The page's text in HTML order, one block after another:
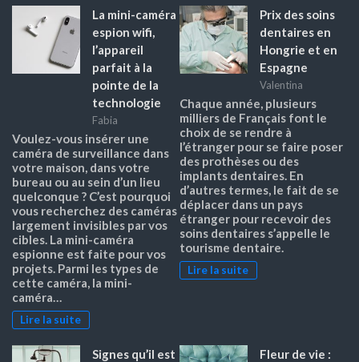
La mini-caméra
espion wifi,
l’appareil
parfait à la
pointe de la
technologie
Fabia
Voulez-vous insérer une
caméra de surveillance dans
votre maison, dans votre
bureau ou au sein d’un lieu
quelconque ? C’est pourquoi
vous recherchez des caméras
largement invisibles par vos
cibles. La mini-caméra
espionne est faite pour vos
projets. Parmi les types de
cette caméra, la mini-
caméra…
Lire la suite
Prix des soins
dentaires en
Hongrie et en
Espagne
Valentina
Chaque année, plusieurs
milliers de Français font le
choix de se rendre à
l’étranger pour se faire poser
des prothèses ou des
implants dentaires. En
d’autres termes, le fait de se
déplacer dans un pays
étranger pour recevoir des
soins dentaires s’appelle le
tourisme dentaire.
Lire la suite
Signes qu’il est
Fleur de vie :